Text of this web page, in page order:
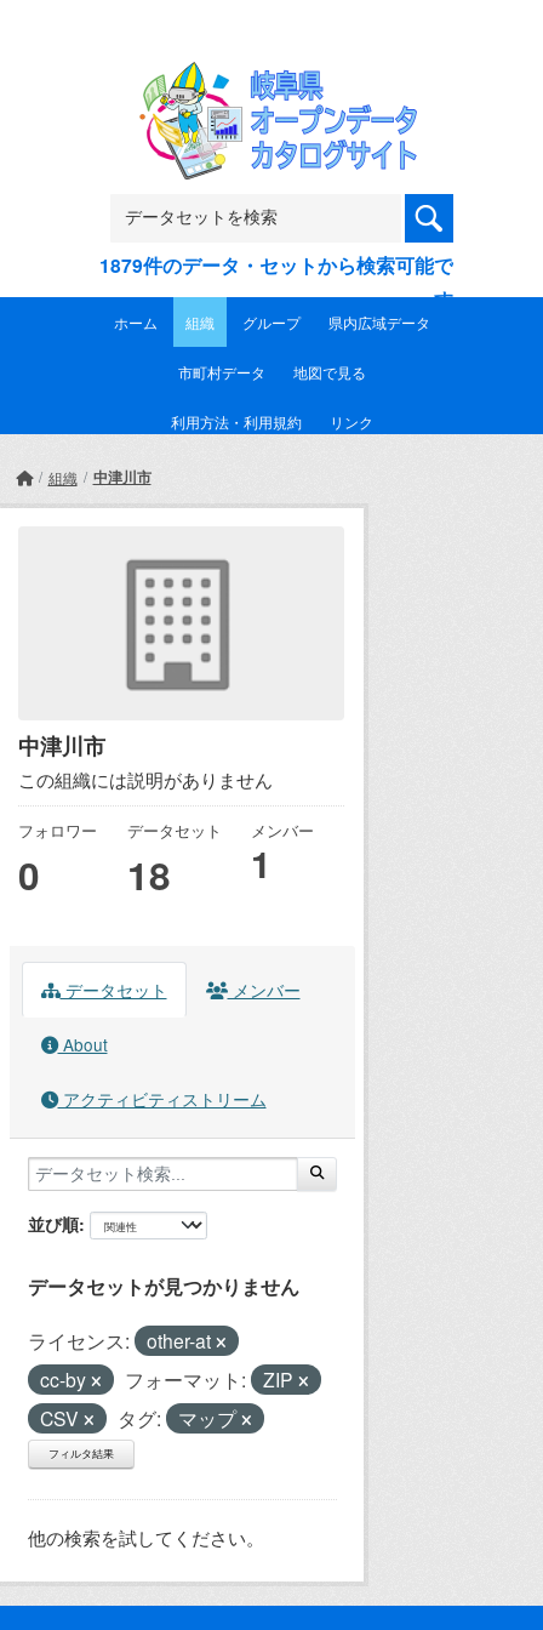
1879件のデータ・セットから検索可能で
す
ホーム 組織 グループ 県内広域データ
市町村データ 地図で見る
利用方法・利用規約 リンク
組織 中津川市
中津川市
この組織には説明がありません
フォロワー
0
データセット
18
メンバー
1
データセット メンバー
About
アクティビティストリーム
並び順
データセットが見つかりません
ライセンス:
other-at
cc-by
フォーマット:
ZIP
CSV
タグ: マップ
フィルタ結果
他の検索を試してください。